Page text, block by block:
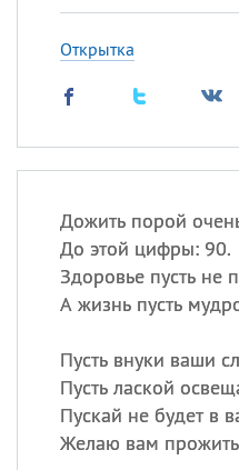
Открытка
Дожить порой
До этой цифры: 90.
Здоровье пусть не
А жизнь пусть
Пусть внуки ваши
Пусть лаской
Пускай не будет в
Желаю вам прожить